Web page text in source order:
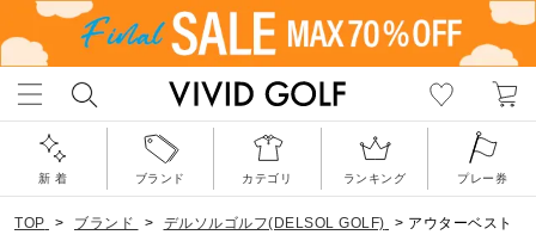
新 着 ブランド カテゴリ ランキング プレー券
TOP > ブランド > デルソルゴルフ(DELSOL GOLF) > アウターベスト